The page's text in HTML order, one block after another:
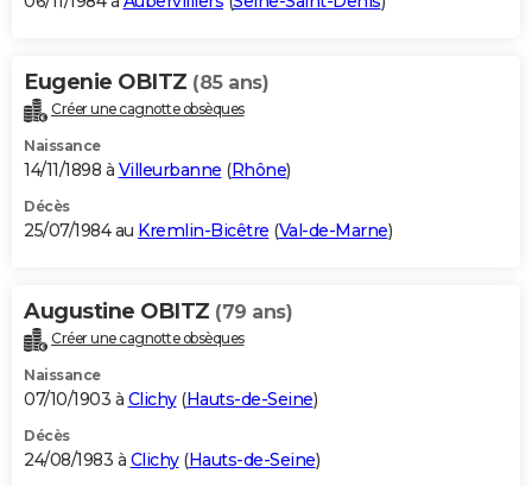
Eugenie OBITZ (85 ans)
Créer une cagnotte obsèques
Naissance
14/11/1898 à Villeurbanne (Rhône)
Décès
25/07/1984 au Kremlin-Bicêtre (Val-de-Marne)
Augustine OBITZ (79 ans)
Créer une cagnotte obsèques
Naissance
07/10/1903 à Clichy(Hauts-de-Seine)
Décès
24/08/1983 à Clichy(Hauts-de-Seine)